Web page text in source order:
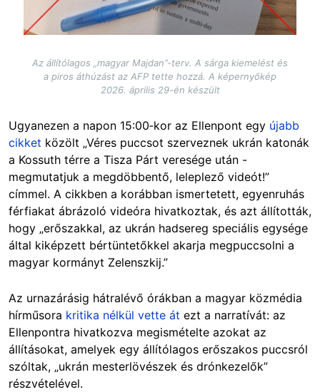
Az állítólagos „magyar Majdan”-terv. A sárga kiemelést és
a piros áthúzást az AFP tette hozzá. A képernyőkép
2026. április 29-én készült
Ugyanezen a napon 15:00‑kor az Ellenpont egy újabb
cikket közölt „Véres puccsot szerveznek ukrán katonák
a Kossuth térre a Tisza Párt veresége után -
megmutatjuk a megdöbbentő, leleplező videót!”
címmel. A cikkben a korábban ismertetett, egyenruhás
férfiakat ábrázoló videóra hivatkoztak, és azt állították,
hogy „erőszakkal, az ukrán hadsereg speciális egysége
által kiképzett bértüntetőkkel akarja megpuccsolni a
magyar kormányt Zelenszkij.”
Az urnazárásig hátralévő órákban a magyar közmédia
hírműsora kritika nélkül vette át ezt a narratívát: az
Ellenpontra hivatkozva megismételte azokat az
állításokat, amelyek egy állítólagos erőszakos puccsról
szóltak, „ukrán mesterlövészek és drónkezelők”
részvételével.